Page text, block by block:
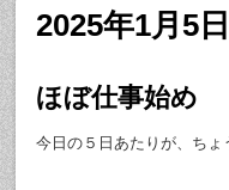
2025年1月5日
ほぼ仕事始め
今日の５日あたりが、ち